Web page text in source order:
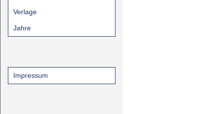
Verlage
Jahre
Impressum